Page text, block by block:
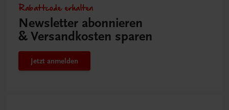
Rabattcode erhalten
Newsletter abonnieren
& Versandkosten sparen
Jetzt anmelden